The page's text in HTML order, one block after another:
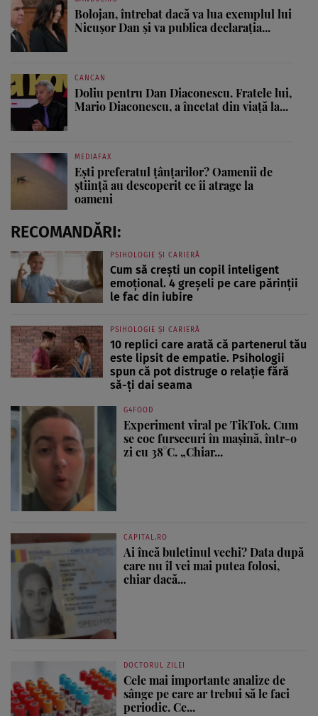
Bolojan, întrebat dacă va lua exemplul lui
Nicușor Dan și va publica declarația...
CANCAN
Doliu pentru Dan Diaconescu. Fratele lui,
Mario Diaconescu, a încetat din viață la...
MEDIAFAX
Ești preferatul țânțarilor? Oamenii de
știință au descoperit ce îi atrage la
oameni
RECOMANDĂRI:
PSIHOLOGIE ȘI CARIERĂ
Cum să crești un copil inteligent
emoțional. 4 greșeli pe care părinții
le fac din iubire
PSIHOLOGIE ȘI CARIERĂ
10 replici care arată că partenerul tău
este lipsit de empatie. Psihologii
spun că pot distruge o relație fără
să-ți dai seama
G4FOOD
Experiment viral pe TikTok. Cum
se coc fursecuri în mașină, într-o
zi cu 38°C. „Chiar...
CAPITAL.RO
Ai încă buletinul vechi? Data după
care nu îl vei mai putea folosi,
chiar dacă...
DOCTORUL ZILEI
Cele mai importante analize de
sânge pe care ar trebui să le faci
periodic. Ce...